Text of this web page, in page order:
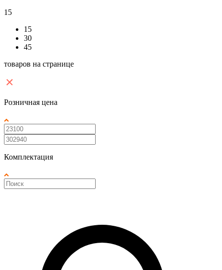
15
15
30
45
товаров на странице
Розничная цена
Комплектация